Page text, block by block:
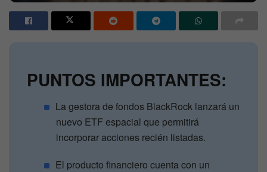
PUNTOS IMPORTANTES:
La gestora de fondos BlackRock lanzará un
nuevo ETF espacial que permitirá
incorporar acciones recién listadas.
El producto financiero cuenta con un